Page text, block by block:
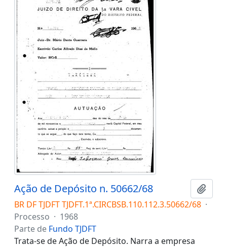
Ação de Depósito n. 50662/68
BR DF TJDFT TJDFT.1ª.CIRCBSB.110.112.3.50662/68 ·
Processo · 1968
Parte de Fundo TJDFT
Trata-se de Ação de Depósito. Narra a empresa